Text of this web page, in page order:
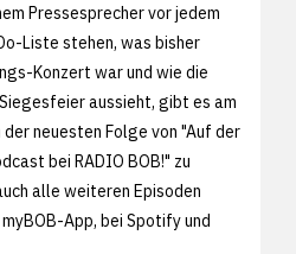
Pressesprecher vor jedem
Liste stehen, was bisher
Konzert war und wie die
aussieht, gibt es am
neuesten Folge von "Auf der
bei RADIO BOB!" zu
alle weiteren Episoden
myBOB-App, bei Spotify und